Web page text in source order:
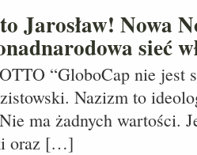
Jarosław! Nowa
sieć
“GloboCap nie jest
Nazizm to
ma żadnych wartości.
oraz […]